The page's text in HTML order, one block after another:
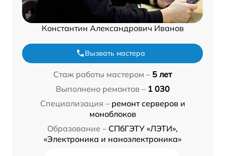
Константин Александрович Иванов
Вызвать мастера
Стаж работы мастером – 5 лет
Выполнено ремонтов – 1 030
Специализация – ремонт серверов и
моноблоков
Образование – СПбГЭТУ «ЛЭТИ»,
«Электроника и наноэлектроника»